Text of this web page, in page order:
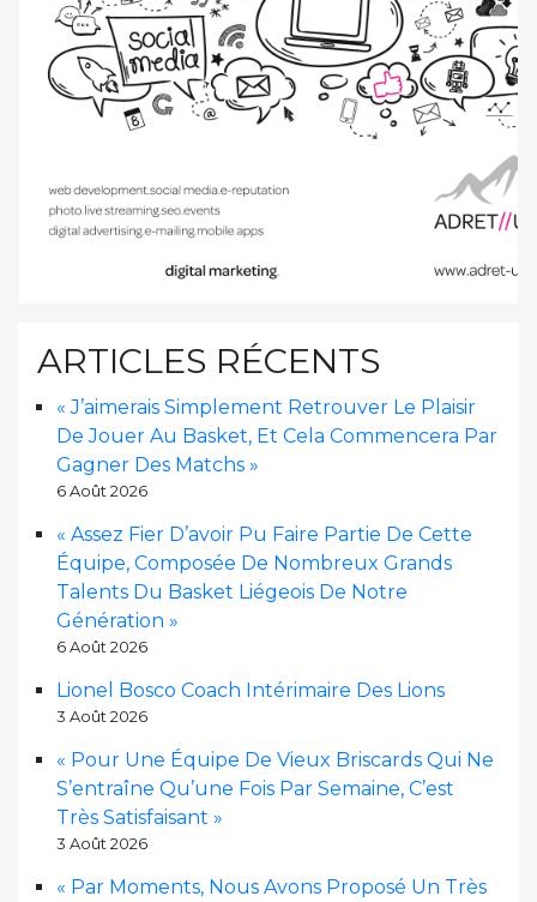
ARTICLES RÉCENTS
« J’aimerais Simplement Retrouver Le Plaisir
De Jouer Au Basket, Et Cela Commencera Par
Gagner Des Matchs »
6 Août 2026
« Assez Fier D’avoir Pu Faire Partie De Cette
Équipe, Composée De Nombreux Grands
Talents Du Basket Liégeois De Notre
Génération »
6 Août 2026
Lionel Bosco Coach Intérimaire Des Lions
3 Août 2026
« Pour Une Équipe De Vieux Briscards Qui Ne
S’entraîne Qu’une Fois Par Semaine, C’est
Très Satisfaisant »
3 Août 2026
« Par Moments, Nous Avons Proposé Un Très